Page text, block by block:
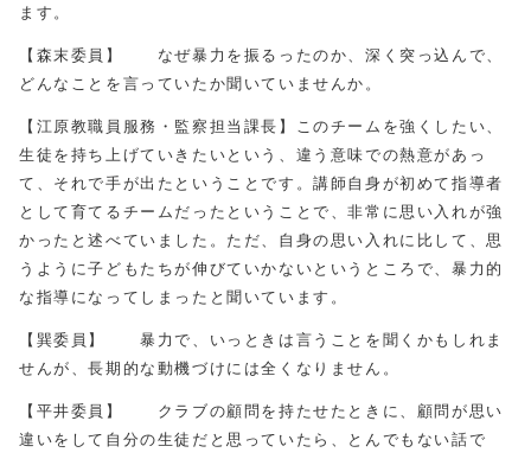
ます。
【森末委員】 なぜ暴力を振るったのか、深く突っ込んで、
どんなことを言っていたか聞いていませんか。
【江原教職員服務・監察担当課長】このチームを強くしたい、
生徒を持ち上げていきたいという、違う意味での熱意があっ
て、それで手が出たということです。講師自身が初めて指導者
として育てるチームだったということで、非常に思い入れが強
かったと述べていました。ただ、自身の思い入れに比して、思
うように子どもたちが伸びていかないというところで、暴力的
な指導になってしまったと聞いています。
【巽委員】 暴力で、いっときは言うことを聞くかもしれま
せんが、長期的な動機づけには全くなりません。
【平井委員】 クラブの顧問を持たせたときに、顧問が思い
違いをして自分の生徒だと思っていたら、とんでもない話で